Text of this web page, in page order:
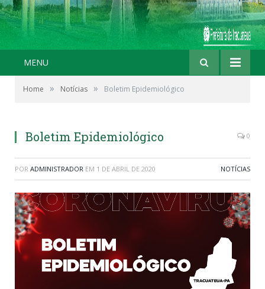
MENU
Home » Notícias » Boletim Epidemiológico
Boletim Epidemiológico 0
POR ADMINISTRADOR EM 1 DE ABRIL DE 2020 NOTÍCIAS